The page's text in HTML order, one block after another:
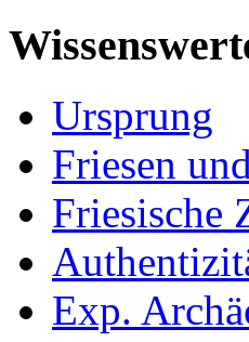
Ursprung
Friesen
Friesische
Exp.